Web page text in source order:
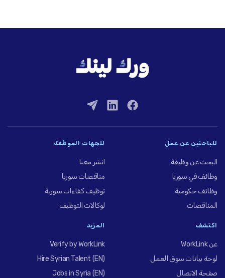
للباحثين عن عمل
البحث عن وظيفة
وظائف في سوريا
وظائف حكومية
المناقصات
للجهات الموظِّفة
انشر معنا
مناقصات سوريا
توظيف كفاءات سورية
لوكالات التوظيف
اكتشف
عن WorkLink
لوحة بيانات سوق العمل
صفحة الاتصال
المزيد
Verify by WorkLink
Hire Syrian Talent (EN)
Jobs in Syria (EN)